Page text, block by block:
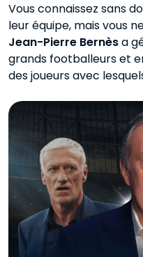
Vous connaissez sans
leur équipe, mais vous
Jean-Pierre Bernèsa
grands footballeurs et
des joueurs avec